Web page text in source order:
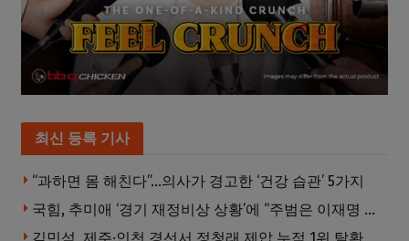
최신 등록 기사
“과하면 몸 해친다”…의사가 경고한 ‘건강 습관’ 5가지
국힘, 추미애 ‘경기 재정비상 상황’에 “주범은 이재명 전 지사”